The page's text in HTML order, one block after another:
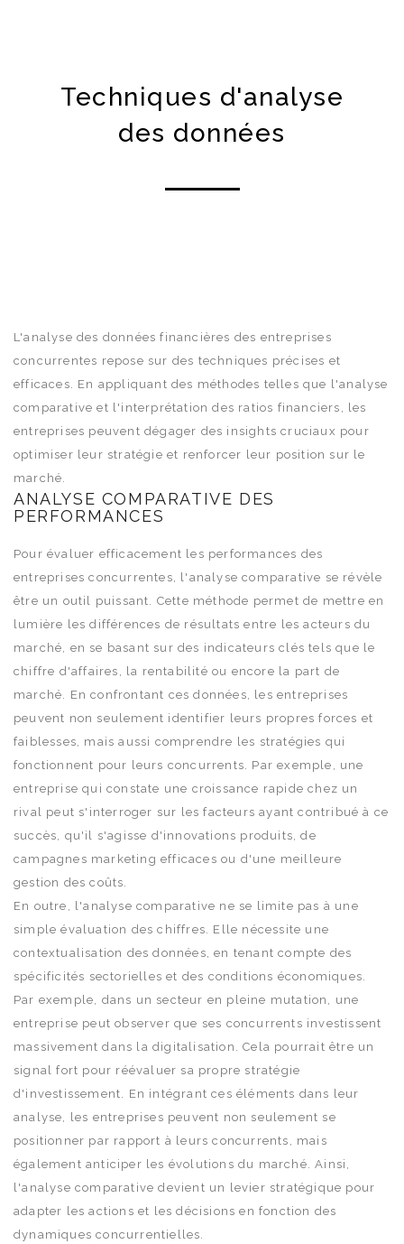
Techniques d'analyse
des données
L'analyse des données financières des entreprises
concurrentes repose sur des techniques précises et
efficaces. En appliquant des méthodes telles que l'analyse
comparative et l'interprétation des ratios financiers, les
entreprises peuvent dégager des insights cruciaux pour
optimiser leur stratégie et renforcer leur position sur le
marché.
ANALYSE COMPARATIVE DES
PERFORMANCES
Pour évaluer efficacement les performances des
entreprises concurrentes, l'analyse comparative se révèle
être un outil puissant. Cette méthode permet de mettre en
lumière les différences de résultats entre les acteurs du
marché, en se basant sur des indicateurs clés tels que le
chiffre d'affaires, la rentabilité ou encore la part de
marché. En confrontant ces données, les entreprises
peuvent non seulement identifier leurs propres forces et
faiblesses, mais aussi comprendre les stratégies qui
fonctionnent pour leurs concurrents. Par exemple, une
entreprise qui constate une croissance rapide chez un
rival peut s'interroger sur les facteurs ayant contribué à ce
succès, qu'il s'agisse d'innovations produits, de
campagnes marketing efficaces ou d'une meilleure
gestion des coûts.
En outre, l'analyse comparative ne se limite pas à une
simple évaluation des chiffres. Elle nécessite une
contextualisation des données, en tenant compte des
spécificités sectorielles et des conditions économiques.
Par exemple, dans un secteur en pleine mutation, une
entreprise peut observer que ses concurrents investissent
massivement dans la digitalisation. Cela pourrait être un
signal fort pour réévaluer sa propre stratégie
d'investissement. En intégrant ces éléments dans leur
analyse, les entreprises peuvent non seulement se
positionner par rapport à leurs concurrents, mais
également anticiper les évolutions du marché. Ainsi,
l'analyse comparative devient un levier stratégique pour
adapter les actions et les décisions en fonction des
dynamiques concurrentielles.